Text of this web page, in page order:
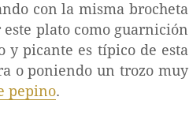
con la misma brocheta
plato como guarnición
y picante es típico de esta
o poniendo un trozo muy
pepino.